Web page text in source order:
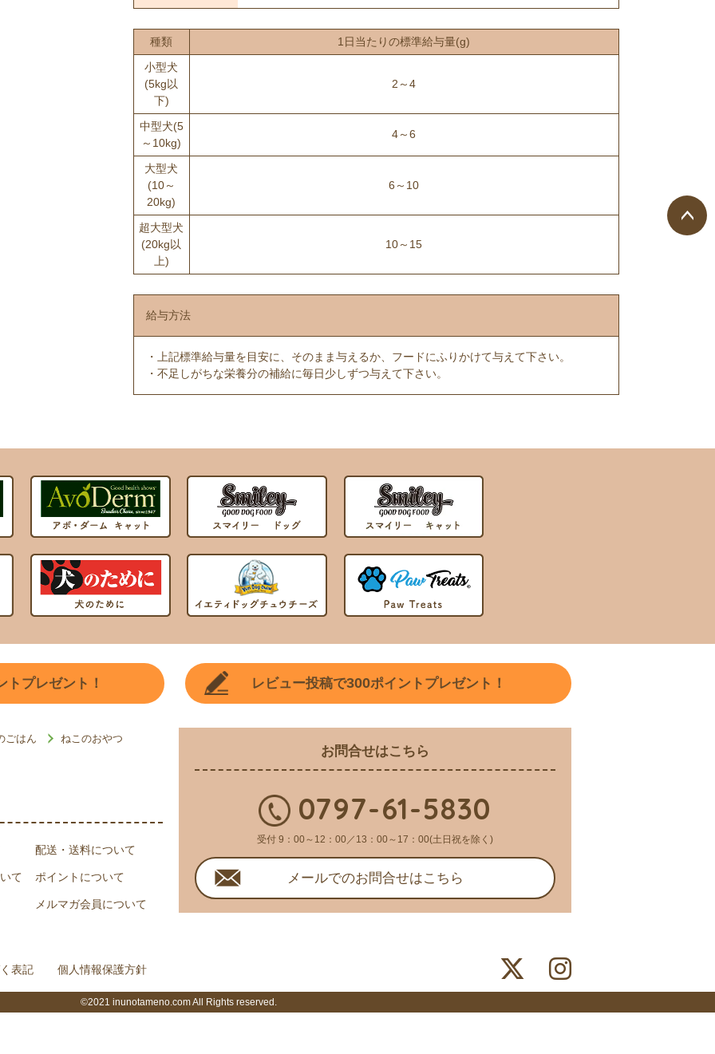
種類
1日当たりの標準給与量(g)
小型犬
(5kg以
下)
2～4
中型犬(5
～10kg)
4～6
大型犬
(10～
20kg)
6～10
超大型犬
(20kg以
上)
10～15
給与方法
・上記標準給与量を目安に、そのまま与えるか、フードにふりかけて与えて下さい。
・不足しがちな栄養分の補給に毎日少しずつ与えて下さい。
トプレゼント！ レビュー投稿で300ポイントプレゼント！
ごはん
ねこのおやつ
配送・送料について
て ポイントについて
メルマガ会員について
お問合せはこちら
0797-61-5830
受付 9：00～12：00／13：00～17：00(土日祝を除く)
メールでのお問合せはこちら
表記 個人情報保護方針
©2021 inunotameno.com All Rights reserved.